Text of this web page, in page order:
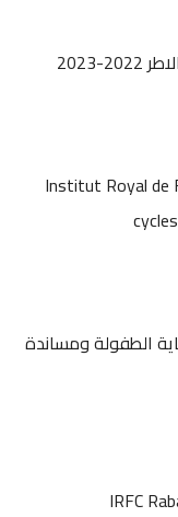
2023
Institut Royal de
الطفولة ومساندة
IRFC